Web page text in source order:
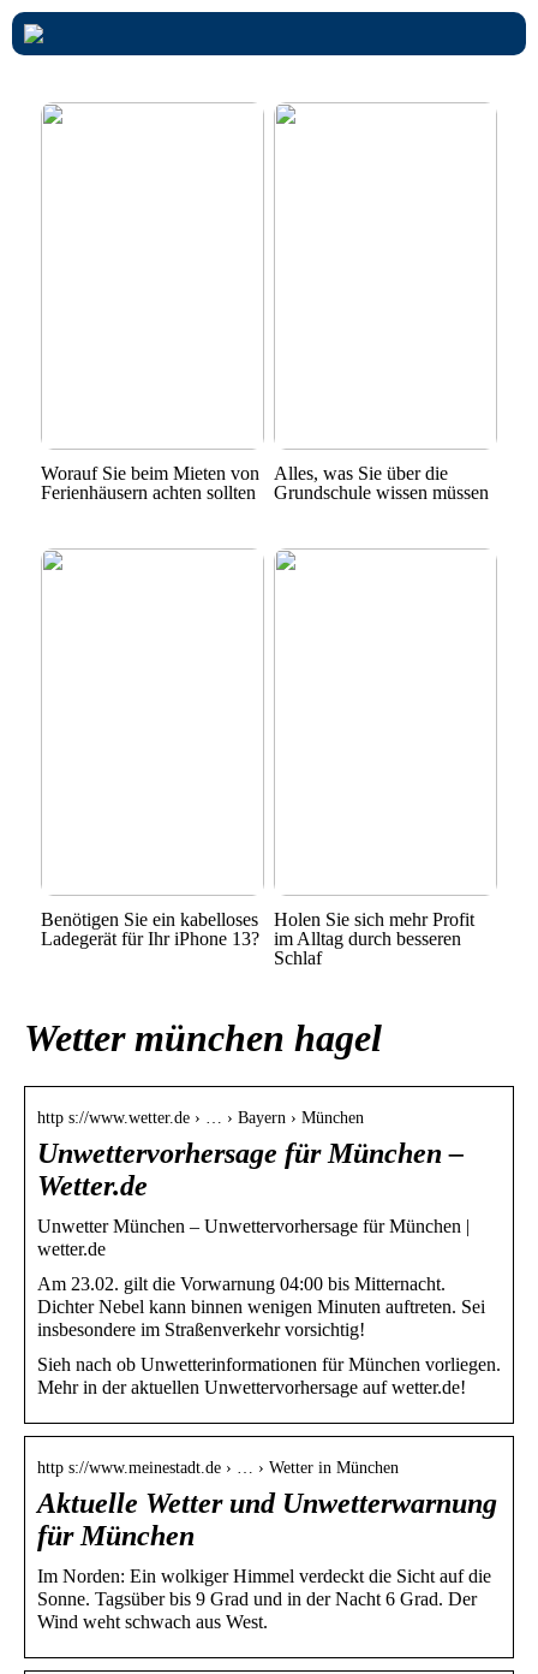
Worauf Sie beim Mieten von
Ferienhäusern achten sollten
Alles, was Sie über die
Grundschule wissen müssen
Benötigen Sie ein kabelloses
Ladegerät für Ihr iPhone 13?
Holen Sie sich mehr Profit
im Alltag durch besseren
Schlaf
Wetter münchen hagel
http s://www.wetter.de › … › Bayern › München
Unwettervorhersage für München –
Wetter.de
Unwetter München – Unwettervorhersage für München |
wetter.de
Am 23.02. gilt die Vorwarnung 04:00 bis Mitternacht.
Dichter Nebel kann binnen wenigen Minuten auftreten. Sei
insbesondere im Straßenverkehr vorsichtig!
Sieh nach ob Unwetterinformationen für München vorliegen.
Mehr in der aktuellen Unwettervorhersage auf wetter.de!
http s://www.meinestadt.de › … › Wetter in München
Aktuelle Wetter und Unwetterwarnung
für München
Im Norden: Ein wolkiger Himmel verdeckt die Sicht auf die
Sonne. Tagsüber bis 9 Grad und in der Nacht 6 Grad. Der
Wind weht schwach aus West.